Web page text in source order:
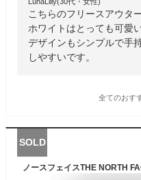
こちらのフリースアウタ
ホワイトはとっても可愛
デザインもシンプルで手
しやすいです。
全てのおす
SOLD